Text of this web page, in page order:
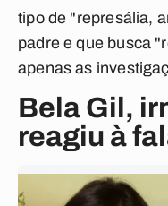
tipo de "represália,
padre e que busca
apenas as
Bela Gil,
reagiu à